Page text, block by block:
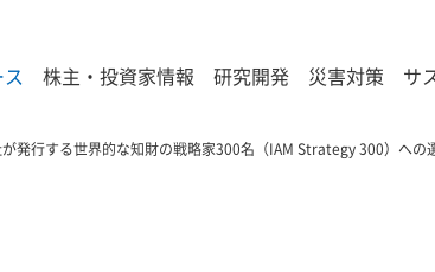
株主・投資家情報 研究開発 災害対策 サ
発行する世界的な知財の戦略家300名（IAM Strategy 300）への